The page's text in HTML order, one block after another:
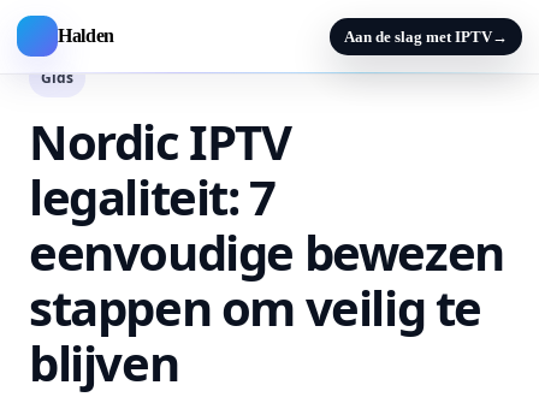
Halden Aan de slag met IPTV→
Gids
Nordic IPTV
legaliteit: 7
eenvoudige bewezen
stappen om veilig te
blijven